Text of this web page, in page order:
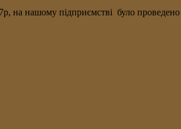
на нашому підприємстві було